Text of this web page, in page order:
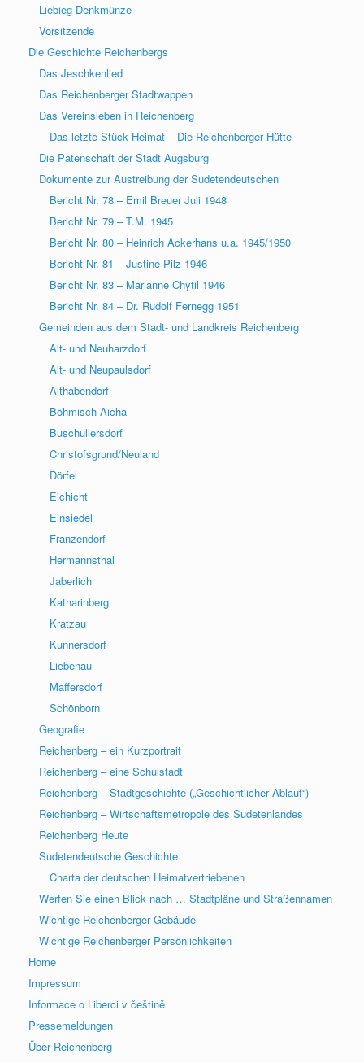
Liebieg Denkmünze
Vorsitzende
Die Geschichte Reichenbergs
Das Jeschkenlied
Das Reichenberger Stadtwappen
Das Vereinsleben in Reichenberg
Das letzte Stück Heimat – Die Reichenberger Hütte
Die Patenschaft der Stadt Augsburg
Dokumente zur Austreibung der Sudetendeutschen
Bericht Nr. 78 – Emil Breuer Juli 1948
Bericht Nr. 79 – T.M. 1945
Bericht Nr. 80 – Heinrich Ackerhans u.a. 1945/1950
Bericht Nr. 81 – Justine Pilz 1946
Bericht Nr. 83 – Marianne Chytil 1946
Bericht Nr. 84 – Dr. Rudolf Fernegg 1951
Gemeinden aus dem Stadt- und Landkreis Reichenberg
Alt- und Neuharzdorf
Alt- und Neupaulsdorf
Althabendorf
Böhmisch-Aicha
Buschullersdorf
Christofsgrund/Neuland
Dörfel
Eichicht
Einsiedel
Franzendorf
Hermannsthal
Jaberlich
Katharinberg
Kratzau
Kunnersdorf
Liebenau
Maffersdorf
Schönborn
Geografie
Reichenberg – ein Kurzportrait
Reichenberg – eine Schulstadt
Reichenberg – Stadtgeschichte („Geschichtlicher Ablauf“)
Reichenberg – Wirtschaftsmetropole des Sudetenlandes
Reichenberg Heute
Sudetendeutsche Geschichte
Charta der deutschen Heimatvertriebenen
Werfen Sie einen Blick nach … Stadtpläne und Straßennamen
Wichtige Reichenberger Gebäude
Wichtige Reichenberger Persönlichkeiten
Home
Impressum
Informace o Liberci v češtině
Pressemeldungen
Über Reichenberg